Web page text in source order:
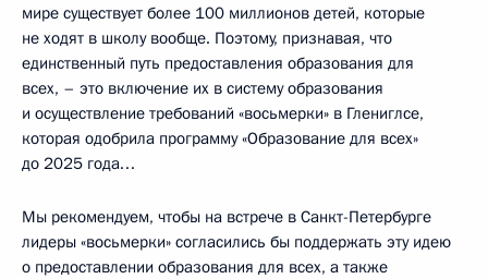
мире существует более 100 миллионов детей, которые
не ходят в школу вообще. Поэтому, признавая, что
единственный путь предоставления образования для
всех, – это включение их в систему образования
и осуществление требований «восьмерки» в Глениглсе,
которая одобрила программу «Образование для всех»
до 2025 года…
Мы рекомендуем, чтобы на встрече в Санкт-Петербурге
лидеры «восьмерки» согласились бы поддержать эту идею
о предоставлении образования для всех, а также